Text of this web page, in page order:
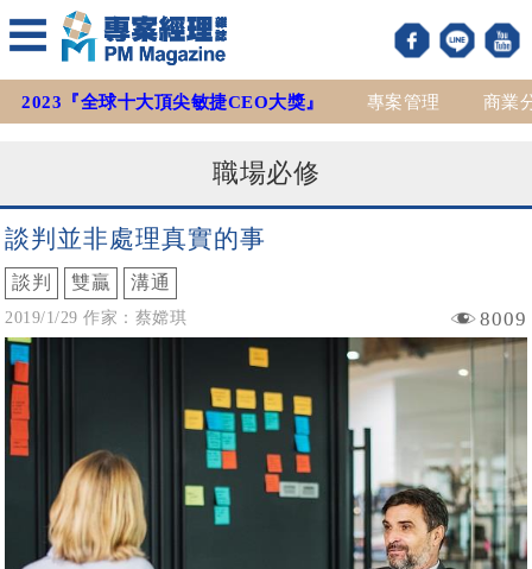
2023『全球十大頂尖敏捷CEO大獎』 專案管理 商業
職場必修
談判並非處理真實的事
談判 雙贏 溝通
2019/1/29 作家：蔡嫦琪 8009